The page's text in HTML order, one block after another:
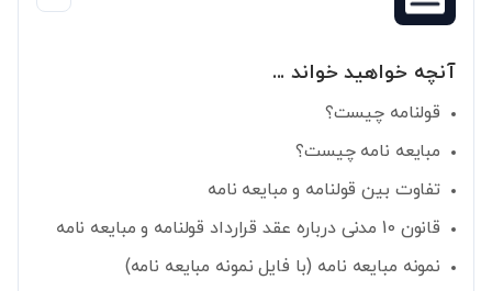
آنچه خواهید خواند ...
قولنامه چیست؟
مبایعه نامه چیست؟
تفاوت بین قولنامه و مبایعه نامه
قانون 10 مدنی درباره عقد قرارداد قولنامه و مبایعه نامه
نمونه مبایعه نامه (با فایل نمونه مبایعه نامه)